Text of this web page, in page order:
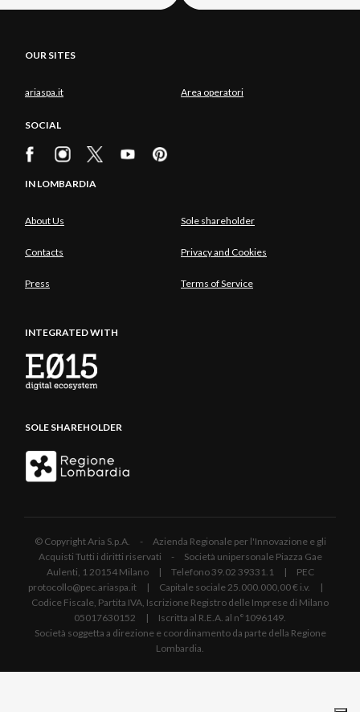
OUR SITES
ariaspa.it Area operatori
SOCIAL
IN LOMBARDIA
About Us Sole shareholder
Contacts Privacy and Cookies
Press Terms of Service
INTEGRATED WITH
SOLE SHAREHOLDER
© Copyright Aria S.p.A. - Azienda Regionale per l'Innovazione e gli
Acquisti Tutti i diritti riservati - Società unipersonale Piazza Gae
Aulenti, 1 20154 Milano | Telefono 39.02 39331.1 | PEC
protocollo@pec.ariaspa.it | Capitale sociale 25.000.000,00 € i.v. |
Codice Fiscale, Partita IVA, Iscrizione Registro delle Imprese di Milano
05017630152 | Iscritta al R.E.A. al n°1096149.
Società soggetta a direzione e coordinamento da parte della Regione
Lombardia.